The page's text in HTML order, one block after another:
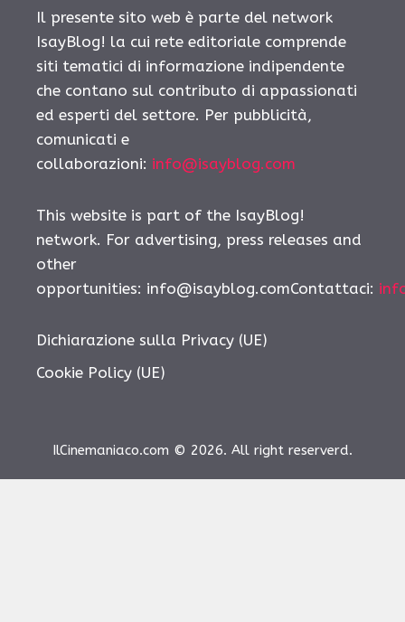
Il presente sito web è parte del network
IsayBlog! la cui rete editoriale comprende
siti tematici di informazione indipendente
che contano sul contributo di appassionati
ed esperti del settore. Per pubblicità,
comunicati e
collaborazioni: info@isayblog.com
This website is part of the IsayBlog!
network. For advertising, press releases and
other
opportunities: info@isayblog.comContattaci:
Dichiarazione sulla Privacy (UE)
Cookie Policy (UE)
IlCinemaniaco.com © 2026. All right reserverd.